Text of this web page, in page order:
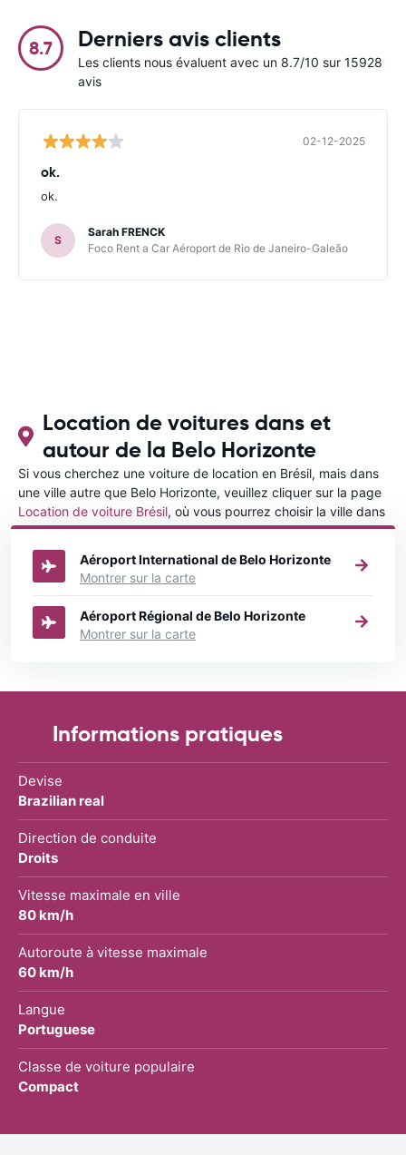
8.7 Derniers avis clients
Les clients nous évaluent avec un 8.7/10 sur 15928
avis
02-12-2025
ok.
ok.
S
Sarah FRENCK
Foco Rent a Car Aéroport de Rio de Janeiro-Galeão
Location de voitures dans et
autour de la Belo Horizonte
Si vous cherchez une voiture de location en Brésil, mais dans
une ville autre que Belo Horizonte, veuillez cliquer sur la page
Location de voiture Brésil, où vous pourrez choisir la ville dans
le Brésil où vous souhaitez louer une voiture.
Aéroport International de Belo Horizonte
Montrer sur la carte
Aéroport Régional de Belo Horizonte
Montrer sur la carte
Informations pratiques
Devise
Brazilian real
Direction de conduite
Droits
Vitesse maximale en ville
80 km/h
Autoroute à vitesse maximale
60 km/h
Langue
Portuguese
Classe de voiture populaire
Compact